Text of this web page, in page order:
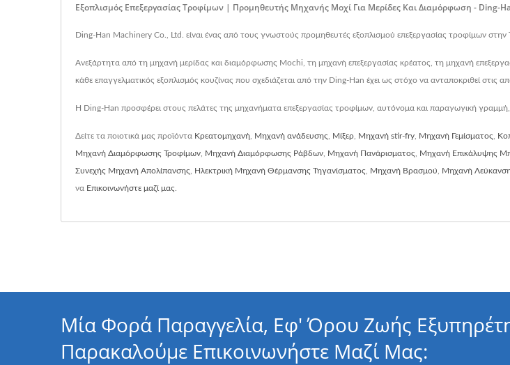
Εξοπλισμός Επεξεργασίας Τροφίμων | Προμηθευτής Μηχανής Μοχί Για Μερίδες Και Διαμόρφωση - Ding-
Ding-Han Machinery Co., Ltd. είναι ένας από τους γνωστούς προμηθευτές εξοπλισμού επεξεργασίας τροφίμων στην
Ανεξάρτητα από τη μηχανή μερίδας και διαμόρφωσης Mochi, τη μηχανή επεξεργασίας κρέατος, τη μηχανή
κάθε επαγγελματικός εξοπλισμός κουζίνας που σχεδιάζεται από την Ding-Han έχει ως στόχο να ανταποκριθεί στις
Η Ding-Han προσφέρει στους πελάτες της μηχανήματα επεξεργασίας τροφίμων, αυτόνομα και παραγωγική
Δείτε τα ποιοτικά μας προϊόντα Κρεατομηχανή Μηχανή ανάδευσης Μίξερ Μηχανή stir-fry Μηχανή Γεμίσματος
Μηχανή Διαμόρφωσης Τροφίμων Μηχανή Διαμόρφωσης Ράβδων Μηχανή Πανάρισματος Μηχανή Επικάλυψης
Συνεχής Μηχανή Απολίπανσης Ηλεκτρική Μηχανή Θέρμανσης Τηγανίσματος Μηχανή Βρασμού Μηχανή
να Επικοινωνήστε μαζί μας
Μία Φορά Παραγγελία, Εφ' Όρου Ζωής
Παρακαλούμε Επικοινωνήστε Μαζί Μας: